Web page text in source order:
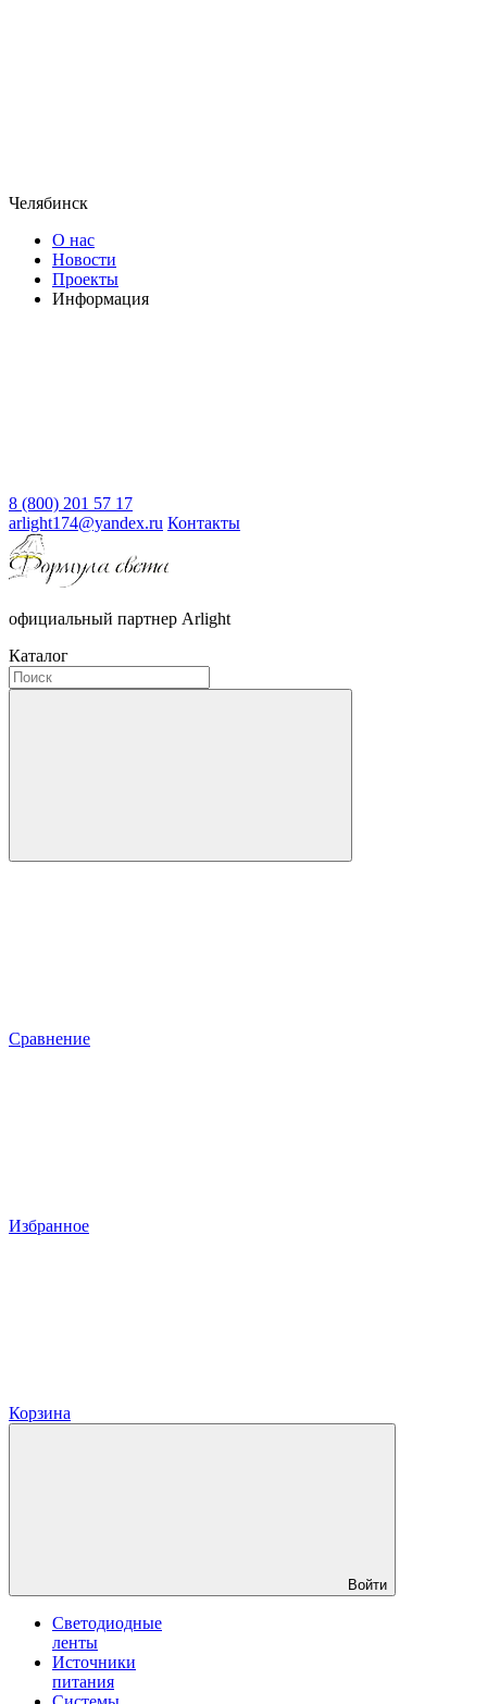
Челябинск
О нас
Новости
Проекты
Информация
8 (800) 201 57 17
arlight174@yandex.ru Контакты
официальный партнер Arlight
Каталог
Сравнение
Избранное
Корзина
Войти
Светодиодные
ленты
Источники
питания